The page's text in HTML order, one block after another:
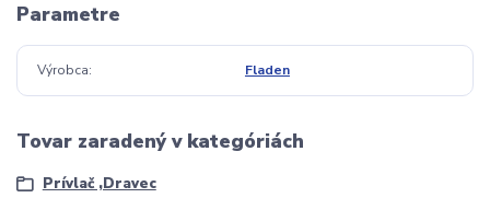
Parametre
Výrobca Fladen
Tovar zaradený v kategóriách
Prívlač ,Dravec